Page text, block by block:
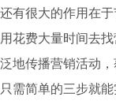
很大的作用在于
花费大量时间去
地传播营销活动，
需简单的三步就能